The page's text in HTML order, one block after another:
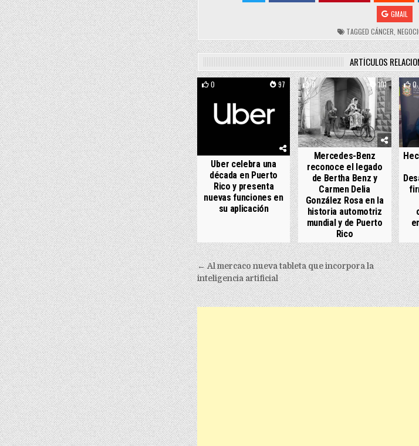
GMAIL
TAGGED CÁNCER
ARTÍCULOS
0 97
Uber celebra una
década en Puerto
Rico y presenta
nuevas funciones en
su aplicación
0 101
Mercedes-Benz
reconoce el legado
de Bertha Benz y
Carmen Delia
González Rosa en la
historia automotriz
mundial y de Puerto
Rico
0
Post navigation
← Al mercaco nueva tableta que incorpora la
inteligencia artificial